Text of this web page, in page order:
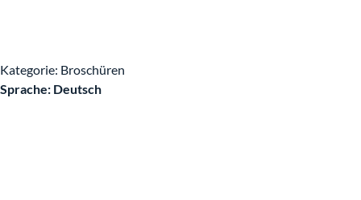
Kategorie: Broschüren
Sprache: Deutsch